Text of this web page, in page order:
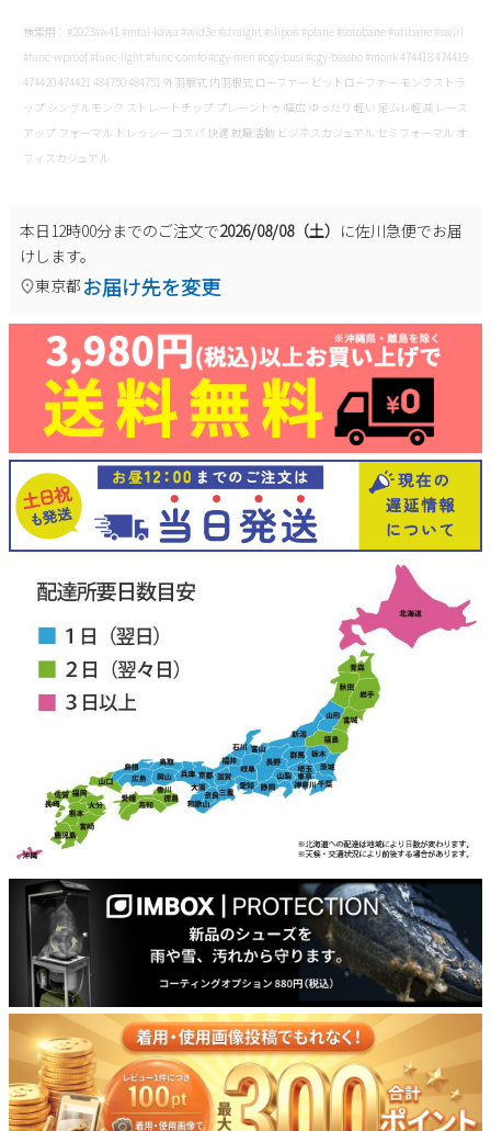
検索用：#2023aw41 #mtal-kawa #wid3e #straight #slipon #plane #sotobane #utibane #swirl
#func-wproof #func-light #func-comfo #cgy-men #cgy-busi #cgy-bsssho #monk 474418 474419
474420 474421 484750 484751 外羽根式 内羽根式 ローファー ビットローファー モンクストラ
ップ シングルモンク ストレートチップ プレーントゥ 幅広 ゆったり 軽い 足ムレ軽減 レース
アップ フォーマル ドレッシー コスパ 快適 就職活動 ビジネスカジュアル セミフォーマル オ
フィスカジュアル
本日 12時00分までのご注文で2026/08/08（土） に佐川急便でお届
けします。
東京都 お届け先を変更